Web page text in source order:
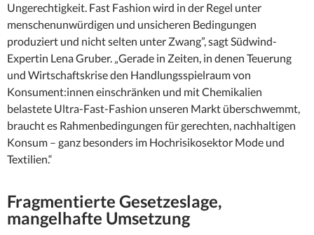
Ungerechtigkeit. Fast Fashion wird in der Regel unter
menschenunwürdigen und unsicheren Bedingungen
produziert und nicht selten unter Zwang”, sagt Südwind-
Expertin Lena Gruber. „Gerade in Zeiten, in denen Teuerung
und Wirtschaftskrise den Handlungsspielraum von
Konsument:innen einschränken und mit Chemikalien
belastete Ultra-Fast-Fashion unseren Markt überschwemmt,
braucht es Rahmenbedingungen für gerechten, nachhaltigen
Konsum – ganz besonders im Hochrisikosektor Mode und
Textilien.“
Fragmentierte Gesetzeslage,
mangelhafte Umsetzung